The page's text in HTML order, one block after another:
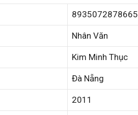
8935072878665
Nhân Văn
Kim Minh Thục
Đà Nẵng
2011